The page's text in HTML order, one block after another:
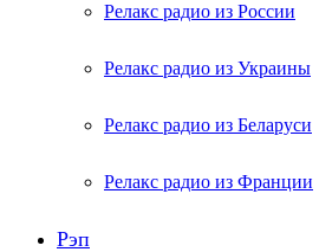
Релакс радио из России
Релакс радио из Украины
Релакс радио из Беларуси
Релакс радио из Франции
Рэп